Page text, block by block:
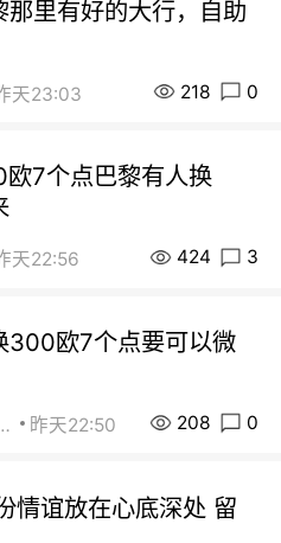
里有好的大行，自助
天23:03 218 0
7个点巴黎有人换
天22:56 424 3
300欧7个点要可以微
昨天22:50 208 0
情谊放在心底深处 留